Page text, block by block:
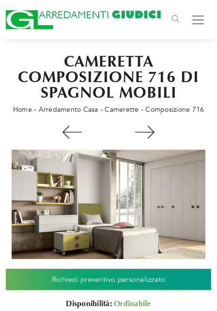
CAMERETTA
COMPOSIZIONE 716 DI
SPAGNOL MOBILI
Home - Arredamento Casa -Camerette -Composizione 716
Richiedi preventivo personalizzato
Disponibilità:Ordinabile